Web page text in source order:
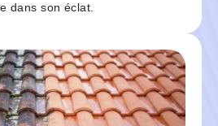
dans son éclat.